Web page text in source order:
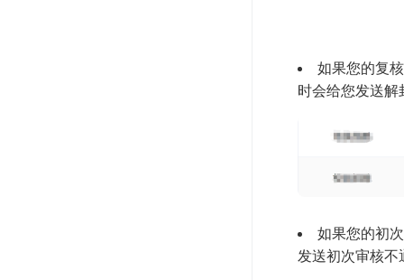
如果您的复
时会给您发送解
如果您的初
发送初次审核